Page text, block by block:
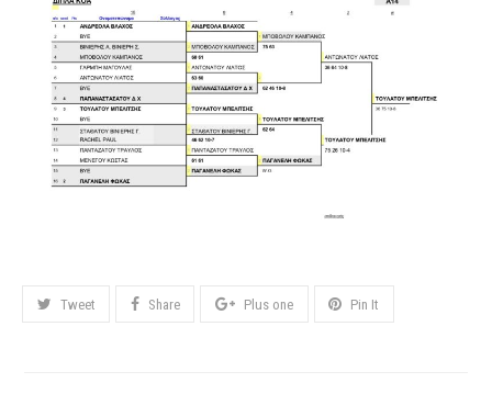
Tweet Share Plus one Pin It